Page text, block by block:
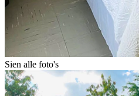
Sien alle foto's